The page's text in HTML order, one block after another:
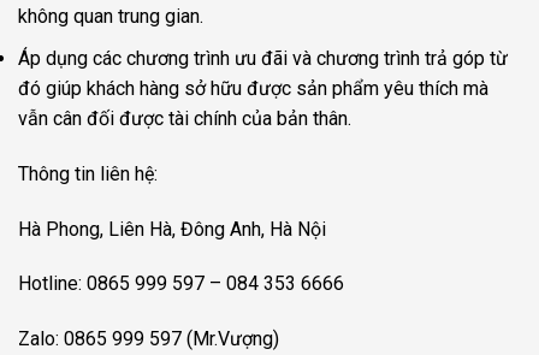
không quan trung gian.
Áp dụng các chương trình ưu đãi và chương trình trả góp từ
đó giúp khách hàng sở hữu được sản phẩm yêu thích mà
vẫn cân đối được tài chính của bản thân.
Thông tin liên hệ:
Hà Phong, Liên Hà, Đông Anh, Hà Nội
Hotline: 0865 999 597 – 084 353 6666
Zalo: 0865 999 597 (Mr.Vượng)